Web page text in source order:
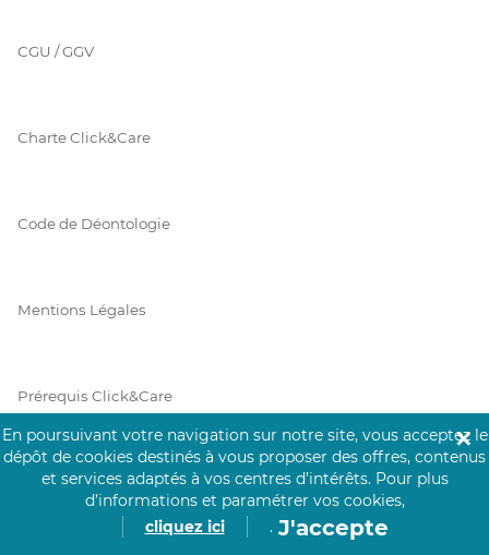
CGU / GGV
Charte Click&Care
Code de Déontologie
Mentions Légales
Prérequis Click&Care
Protection des Données
En poursuivant votre navigation sur notre site, vous acceptez le
dépôt de cookies destinés à vous proposer des offres, contenus
et services adaptés à vos centres d’intérêts. Pour plus
d’informations et paramétrer vos cookies,
cliquez ici
. J'accepte
✕